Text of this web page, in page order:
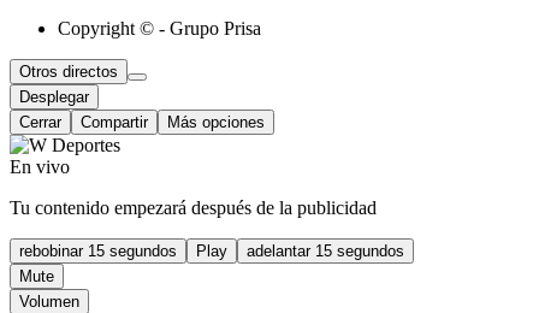
Copyright © - Grupo Prisa
Otros directos
Desplegar
Cerrar
Compartir Más opciones
En vivo
Tu contenido empezará después de la publicidad
rebobinar 15 segundos Play
adelantar 15 segundos
Mute
Volumen